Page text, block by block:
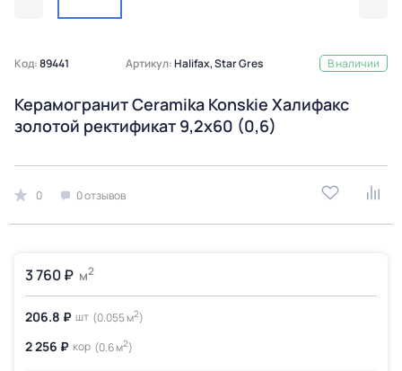
Код:89441 Артикул:Halifax, Star Gres В наличии
Керамогранит Ceramika Konskie Халифакс
золотой ректификат 9,2x60 (0,6)
0 0 отзывов
3 760 ₽ м2
206.8 ₽ шт (0.055 м2)
2 256 ₽ кор (0.6 м2)